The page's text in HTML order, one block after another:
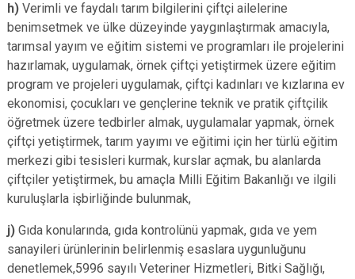
h) Verimli ve faydalı tarım bilgilerini çiftçi ailelerine
benimsetmek ve ülke düzeyinde yaygınlaştırmak amacıyla,
tarımsal yayım ve eğitim sistemi ve programları ile projelerini
hazırlamak, uygulamak, örnek çiftçi yetiştirmek üzere eğitim
program ve projeleri uygulamak, çiftçi kadınları ve kızlarına ev
ekonomisi, çocukları ve gençlerine teknik ve pratik çiftçilik
öğretmek üzere tedbirler almak, uygulamalar yapmak, örnek
çiftçi yetiştirmek, tarım yayımı ve eğitimi için her türlü eğitim
merkezi gibi tesisleri kurmak, kurslar açmak, bu alanlarda
çiftçiler yetiştirmek, bu amaçla Milli Eğitim Bakanlığı ve ilgili
kuruluşlarla işbirliğinde bulunmak,
j) Gıda konularında, gıda kontrolünü yapmak, gıda ve yem
sanayileri ürünlerinin belirlenmiş esaslara uygunluğunu
denetlemek,5996 sayılı Veteriner Hizmetleri, Bitki Sağlığı,